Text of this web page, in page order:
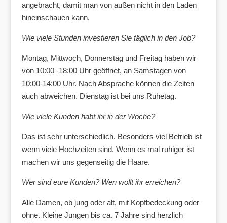
angebracht, damit man von außen nicht in den Laden
hineinschauen kann.
Wie viele Stunden investieren Sie täglich in den Job?
Montag, Mittwoch, Donnerstag und Freitag haben wir
von 10:00 -18:00 Uhr geöffnet, an Samstagen von
10:00-14:00 Uhr. Nach Absprache können die Zeiten
auch abweichen. Dienstag ist bei uns Ruhetag.
Wie viele Kunden habt ihr in der Woche?
Das ist sehr unterschiedlich. Besonders viel Betrieb ist
wenn viele Hochzeiten sind. Wenn es mal ruhiger ist
machen wir uns gegenseitig die Haare.
Wer sind eure Kunden? Wen wollt ihr erreichen?
Alle Damen, ob jung oder alt, mit Kopfbedeckung oder
ohne. Kleine Jungen bis ca. 7 Jahre sind herzlich